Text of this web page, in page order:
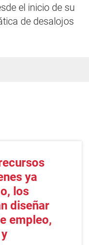
el inicio de su
de desalojos
ya
los
diseñar
empleo,